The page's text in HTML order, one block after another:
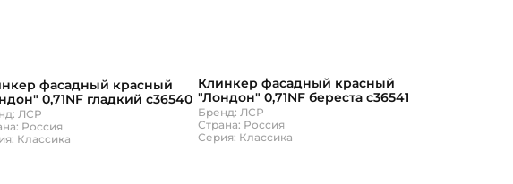
фасадный красный
0,71NF гладкий с36540
ЛСР
Россия
Классика
Клинкер фасадный красный
"Лондон" 0,71NF береста с36541
Бренд: ЛСР
Страна: Россия
Серия: Классика